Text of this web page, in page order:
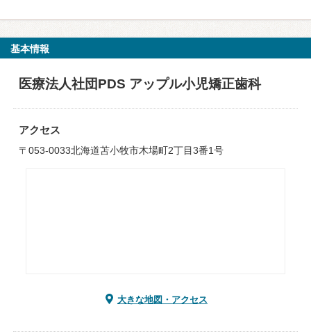
基本情報
医療法人社団PDS アップル小児矯正歯科
アクセス
〒053-0033北海道苫小牧市木場町2丁目3番1号
大きな地図・アクセス